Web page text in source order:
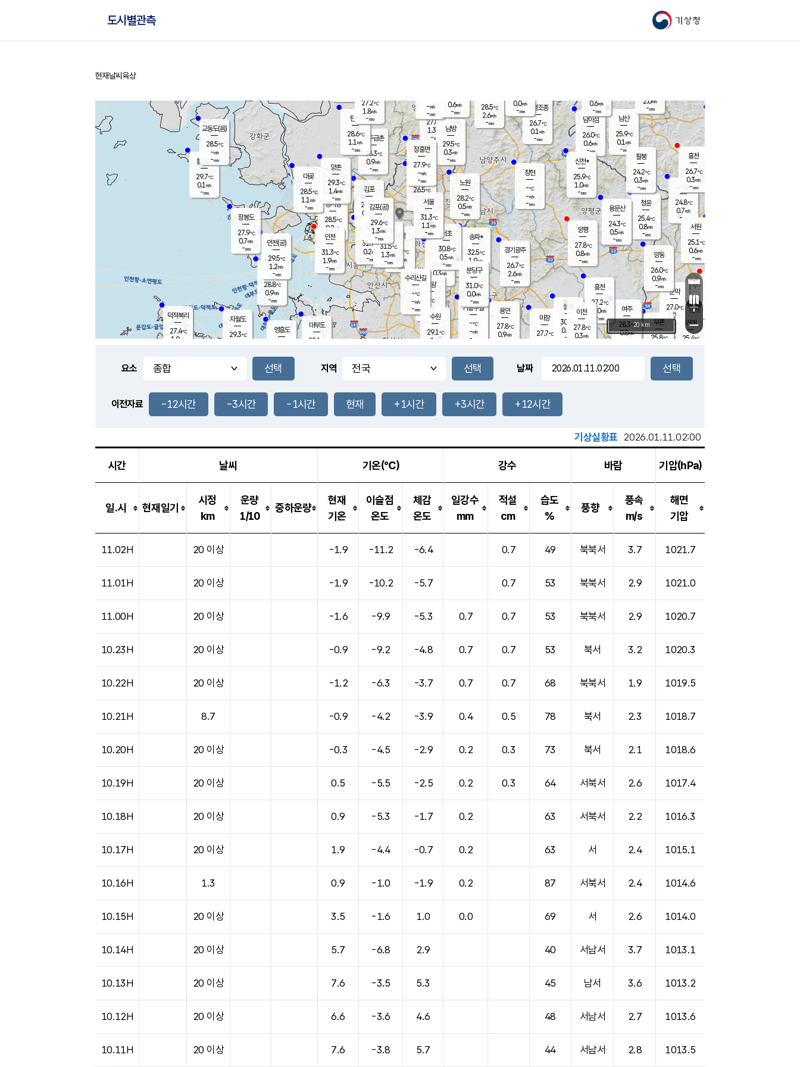
기상청
도시별관측
홈
현재날씨 육상
풍도
1.0m/s
문막
27.0℃
2.0m/s
mm
남이섬
26.0℃
0.6m/s
-mm
무의도
28.8℃
0.9m/s
-mm
영흥도
볼음도
29.7℃
0.1 m/s
-mm
자월도
29.3℃
양주
27.8℃
1.3
-mm
부론
25.8℃
과천
27.0℃
0.3m/s
- mm
남산
25.9℃
0.1 m/s
-mm
장봉도
27.9℃
0.7m/s
-mm
-mm
청운
25.4℃
0.8m/s
-mm
팔봉
24.2℃
0.3m/s
-mm
-mm
용인
27.8℃
0.9m/s
여주
28.3℃
0.8m/s
양동
26.0℃
0.9m/s
-mm
경기광주
26.7℃
2.6m/s
-mm
장호원
0.6m/s
-mm
27.2
℃
대부도
28.1
-
경서동
28.5℃
0.2 m/s
-mm
파주금촌
28.3℃
0.9m/s
-mm
가평조종
26.7℃
0.1 m/s
-mm
28.5℃
2.6m/s
-mm
대곶
28.5℃
1.1 m/s
-mm
신천*
25.9℃
1.0m/s
-mm
창현
-℃
-m/s
-mm
탄현
28.6℃
1.1 m/s
-mm
0.0m/s
-mm
31.2℃
1.0m/s
-mm
흥천
27.2℃
0.0m/s
-mm
마장
27.7℃
의왕
- ℃
m/s
mm
김포
29.8℃
0.2 m/s
mm
설봉
30.1
0.2 m/s
- mm
광명
32.9 ℃
0.1 m/s
-mm
부천
31.9℃
0.2m/s
-mm
-mm
양촌
29.3℃
1.4m/s
-mm
구로
31.5℃
1.3m/s
-mm
은평
26.5℃
0.0 m/s
- mm
노원
28.2℃
0.5m/s
-mm
송파*
32.5℃
1.9m/s
-mm
서초
30.8℃
0.5m/s
-mm
남방
29.5℃
0.3m/s
-mm
기흥구갈
-℃
-m/s
-
수리산길
-℃
-m/s
-mm
분당구
31.0℃
0.0m/s
-mm
장흥면
27.9℃
-m/s
-mm
-m/s
-mm
시동
24.8℃
0.7m/s
- mm
귀래
25.4℃
서원
25.1℃
0.6m/s
-mm
용문산
24.3℃
0.5m/s
-mm
덕적북리
27.4℃
1.0m/s
인천(공)
29.5℃
1.2m/s
-mm
김포(공)
29.6℃
1.3m/s
-mm
교동도(음)
28.5℃
-m/s
-mm
홍천
26.7℃
0.3m/s
-mm
이천
27.8℃
0.3m/s
양평
27.8℃
0.8m/s
-mm
수원
29.1℃
1 m/s
인천
31.3℃
1.9m/s
-mm
서울
31.3℃
1.1 m/s
-mm
2.6m/s
-mm
27.2℃
1.8m/s
-mm
0.6m/s
-mm
+
−
20 km
요소 지역 날짜
이전자료 -12시간 -3시간 -1시간 현재 +1시간 +3시간 +12시간
기상실황표 2026.01.11.02:00
시간 날씨 기온(℃) 강수 바람 기압(hPa)
일.시 현재일기
시정
km
운량
1/10
중하운량
현재
기온
이슬점
온도
체감
온도
일강수
mm
적설
cm
습도
%
풍향
풍속
m/s
해면
기압
11.02H 20 이상 -1.9 -11.2 -6.4 0.7 49 북북서 3.7 1021.7
11.01H 20 이상 -1.9 -10.2 -5.7 0.7 53 북북서 2.9 1021.0
11.00H 20 이상 -1.6 -9.9 -5.3 0.7 0.7 53 북북서 2.9 1020.7
10.23H 20 이상 -0.9 -9.2 -4.8 0.7 0.7 53 북서 3.2 1020.3
10.22H 20 이상 -1.2 -6.3 -3.7 0.7 0.7 68 북북서 1.9 1019.5
10.21H 8.7 -0.9 -4.2 -3.9 0.4 0.5 78 북서 2.3 1018.7
10.20H 20 이상 -0.3 -4.5 -2.9 0.2 0.3 73 북서 2.1 1018.6
10.19H 20 이상 0.5 -5.5 -2.5 0.2 0.3 64 서북서 2.6 1017.4
10.18H 20 이상 0.9 -5.3 -1.7 0.2 63 서북서 2.2 1016.3
10.17H 20 이상 1.9 -4.4 -0.7 0.2 63 서 2.4 1015.1
10.16H 1.3 0.9 -1.0 -1.9 0.2 87 서북서 2.4 1014.6
10.15H 20 이상 3.5 -1.6 1.0 0.0 69 서 2.6 1014.0
10.14H 20 이상 5.7 -6.8 2.9 40 서남서 3.7 1013.1
10.13H 20 이상 7.6 -3.5 5.3 45 남서 3.6 1013.2
10.12H 20 이상 6.6 -3.6 4.6 48 서남서 2.7 1013.6
10.11H 20 이상 7.6 -3.8 5.7 44 서남서 2.8 1013.5